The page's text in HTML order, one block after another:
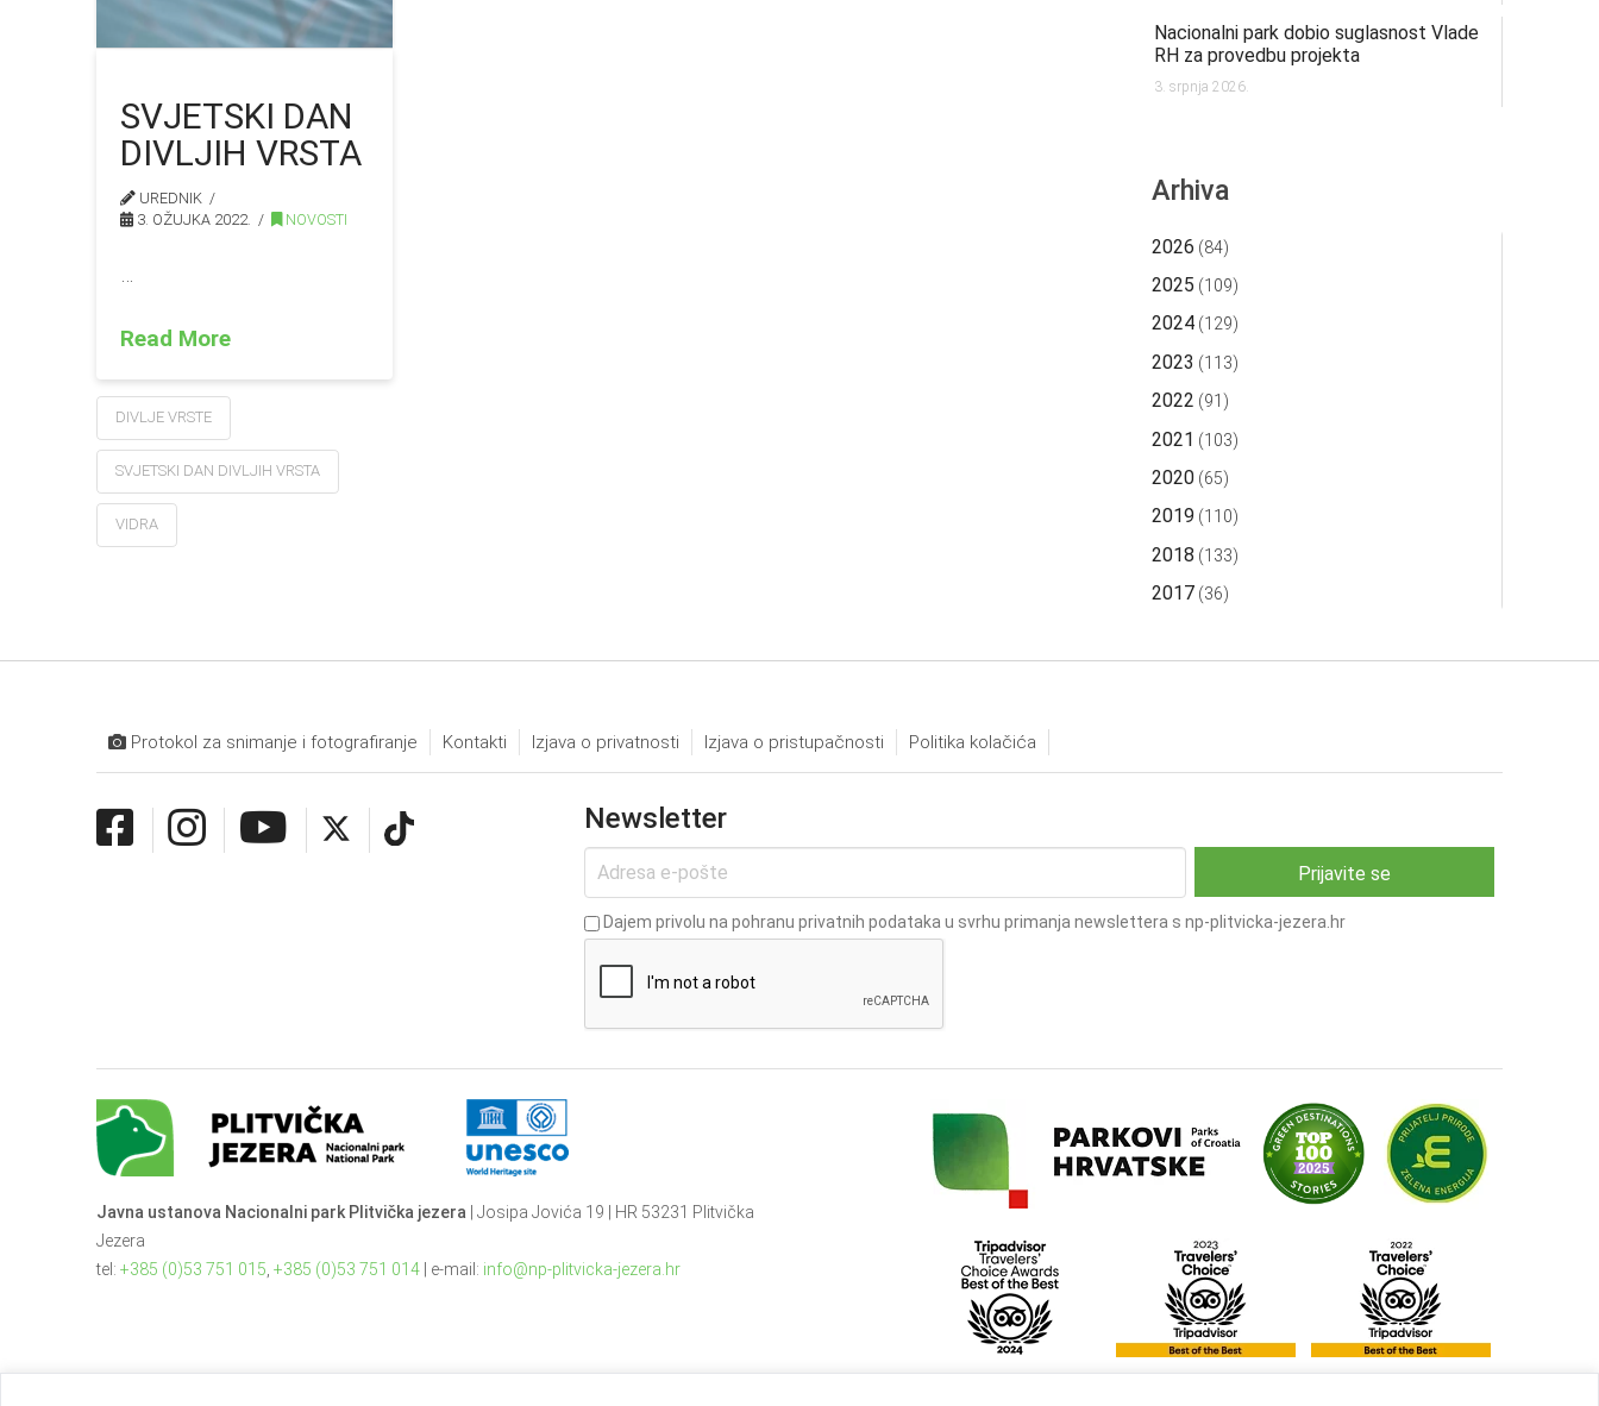
SVJETSKI DAN
DIVLJIH VRSTA
UREDNIK
3. OŽUJKA 2022.
NOVOSTI
…
Read More
DIVLJE VRSTE
SVJETSKI DAN DIVLJIH VRSTA
VIDRA
Nacionalni park dobio suglasnost Vlade
RH za provedbu projekta
3. srpnja 2026.
Arhiva
2026 (84)
2025 (109)
2024 (129)
2023 (113)
2022 (91)
2021 (103)
2020 (65)
2019 (110)
2018 (133)
2017 (36)
Protokol za snimanje i fotografiranje Kontakti Izjava o privatnosti Izjava o pristupačnosti Politika kolačića
Newsletter
Dajem privolu na pohranu privatnih podataka u svrhu primanja newslettera s np-plitvicka-jezera.hr
Javna ustanova Nacionalni park Plitvička jezera| Josipa Jovića 19 | HR 53231 Plitvička
Jezera
tel: +385 (0)53 751 015, +385 (0)53 751 014| e-mail: info@np-plitvicka-jezera.hr